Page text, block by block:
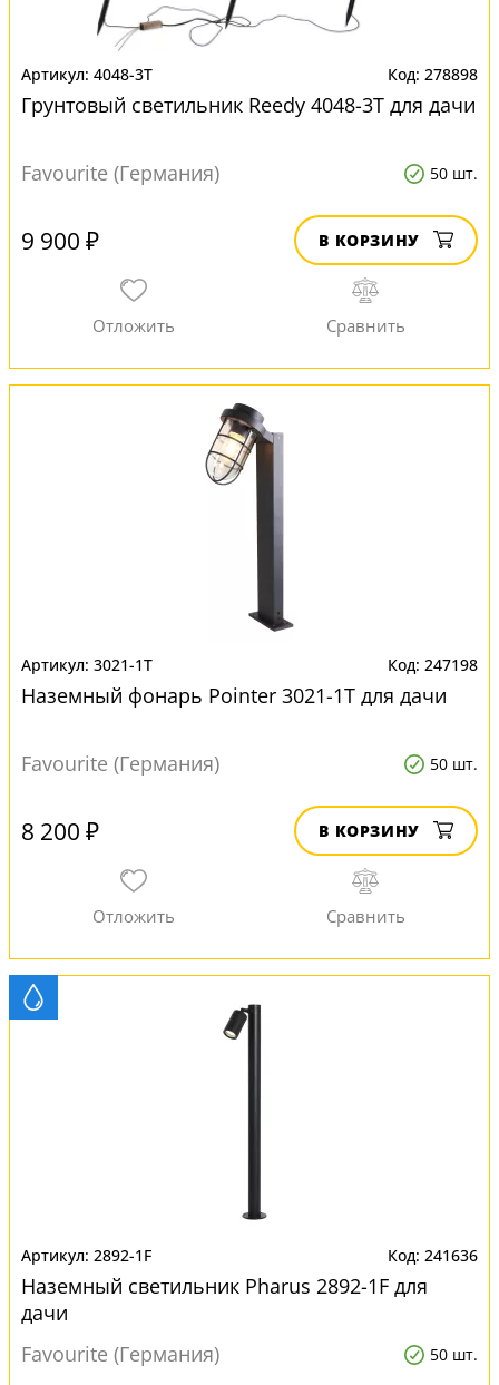
4048-3T 278898
Грунтовый светильник Reedy 4048-3T для дачи
Favourite (Германия) 50 шт.
9 900 ₽ В КОРЗИНУ
3021-1T 247198
Наземный фонарь Pointer 3021-1T для дачи
Favourite (Германия) 50 шт.
8 200 ₽ В КОРЗИНУ
2892-1F 241636
Наземный светильник Pharus 2892-1F для
дачи
Favourite (Германия)
50 шт.